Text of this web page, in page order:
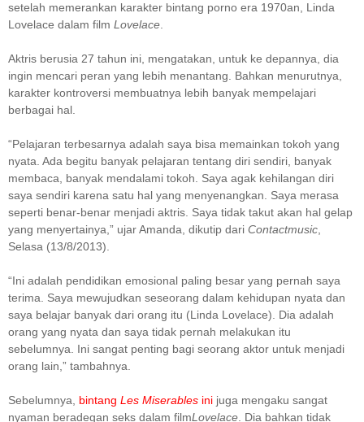
setelah memerankan karakter bintang porno era 1970an, Linda
Lovelace dalam film Lovelace.
Aktris berusia 27 tahun ini, mengatakan, untuk ke depannya, dia
ingin mencari peran yang lebih menantang. Bahkan menurutnya,
karakter kontroversi membuatnya lebih banyak mempelajari
berbagai hal.
“Pelajaran terbesarnya adalah saya bisa memainkan tokoh yang
nyata. Ada begitu banyak pelajaran tentang diri sendiri, banyak
membaca, banyak mendalami tokoh. Saya agak kehilangan diri
saya sendiri karena satu hal yang menyenangkan. Saya merasa
seperti benar-benar menjadi aktris. Saya tidak takut akan hal gelap
yang menyertainya,” ujar Amanda, dikutip dari Contactmusic,
Selasa (13/8/2013).
“Ini adalah pendidikan emosional paling besar yang pernah saya
terima. Saya mewujudkan seseorang dalam kehidupan nyata dan
saya belajar banyak dari orang itu (Linda Lovelace). Dia adalah
orang yang nyata dan saya tidak pernah melakukan itu
sebelumnya. Ini sangat penting bagi seorang aktor untuk menjadi
orang lain,” tambahnya.
Sebelumnya, bintang Les Miserables ini juga mengaku sangat
nyaman beradegan seks dalam filmLovelace. Dia bahkan tidak